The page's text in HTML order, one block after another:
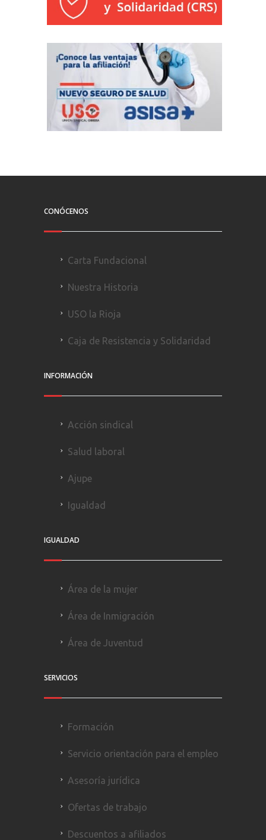
CONÓCENOS
Carta Fundacional
Nuestra Historia
USO la Rioja
Caja de Resistencia y Solidaridad
INFORMACIÓN
Acción sindical
Salud laboral
Ajupe
Igualdad
IGUALDAD
Área de la mujer
Área de Inmigración
Área de Juventud
SERVICIOS
Formación
Servicio orientación para el empleo
Asesoría jurídica
Ofertas de trabajo
Descuentos a afiliados